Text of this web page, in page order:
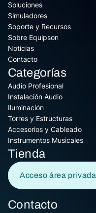
Soluciones
Simuladores
Soporte y Recursos
Sobre Equipson
Noticias
Contacto
Categorías
Audio Profesional
Instalación Audio
Iluminación
Torres y Estructuras
Accesorios y Cableado
Instrumentos Musicales
Tienda
Acceso área privada
Contacto